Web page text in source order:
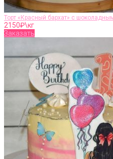
Торт «Красный бархат» с
2150₽\кг
Заказать